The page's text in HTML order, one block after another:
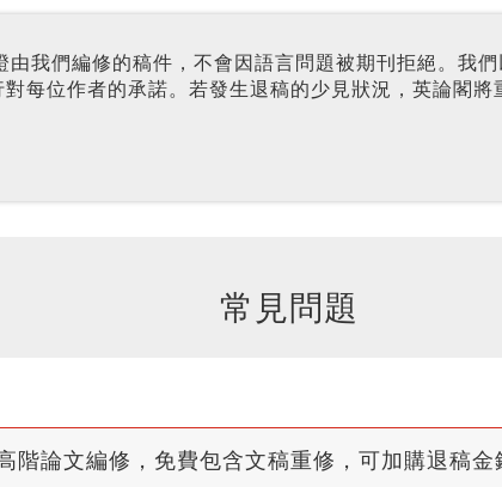
由我們編修的稿件，不會因語言問題被期刊拒絕。我
每位作者的承諾。若發生退稿的少見狀況，英論閣將
常見問題
階論文編修，免費包含文稿重修，可加購退稿